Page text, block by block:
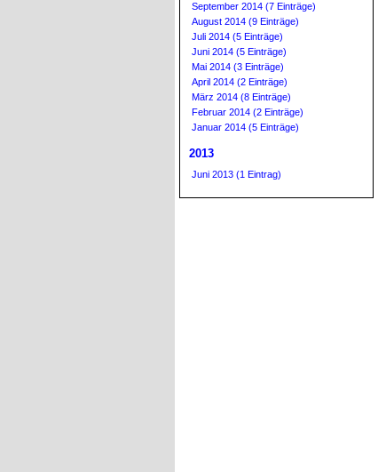
September 2014 (7 Einträge)
August 2014 (9 Einträge)
Juli 2014 (5 Einträge)
Juni 2014 (5 Einträge)
Mai 2014 (3 Einträge)
April 2014 (2 Einträge)
März 2014 (8 Einträge)
Februar 2014 (2 Einträge)
Januar 2014 (5 Einträge)
2013
Juni 2013 (1 Eintrag)